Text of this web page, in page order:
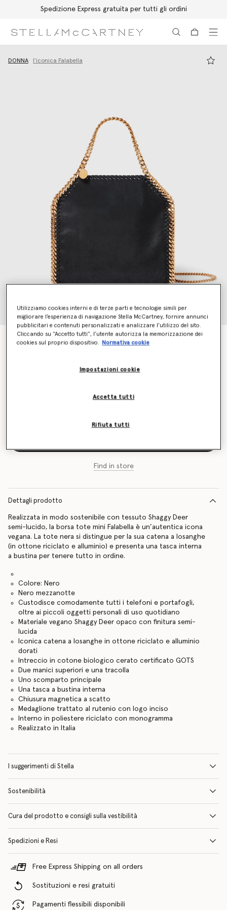
Spedizione Express gratuita per tutti gli ordini
DONNA l’iconica Falabella
Borsa Tote Mini Falabella
Find in store
Dettagli prodotto
Realizzata in modo sostenibile con tessuto Shaggy Deer
semi-lucido, la borsa tote mini Falabella è un’autentica icona
vegana. La tote nera si distingue per la sua catena a losanghe
(in ottone riciclato e alluminio) e presenta una tasca interna
a bustina per tenere tutto in ordine.
Colore: Nero
Nero mezzanotte
Custodisce comodamente tutti i telefoni e portafogli,
oltre ai piccoli oggetti personali di uso quotidiano
Materiale vegano Shaggy Deer opaco con finitura semi-
lucida
Iconica catena a losanghe in ottone riciclato e alluminio
dorati
Intreccio in cotone biologico cerato certificato GOTS
Due manici superiori e una tracolla
Uno scomparto principale
Una tasca a bustina interna
Chiusura magnetica a scatto
Medaglione trattato al rutenio con logo inciso
Interno in poliestere riciclato con monogramma
Realizzato in Italia
I suggerimenti di Stella
Sostenibilità
Cura del prodotto e consigli sulla vestibilità
Spedizioni e Resi
Free Express Shipping on all orders
Sostituzioni e resi gratuiti
Pagamenti flessibili disponibili
Utilizziamo cookies interni e di terze parti e tecnologie simili per
migliorare l’esperienza di navigazione Stella McCartney, fornire annunci
pubblicitari e contenuti personalizzati e analizzare l’utilizzo del sito.
Cliccando su “Accetto tutti”, l’utente autorizza la memorizzazione dei
cookies sul proprio dispositivo.
Normativa cookie
Impostazioni cookie
Rifiuta tutti
Accetta tutti